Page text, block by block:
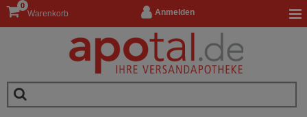
Anmelden
Warenkorb
0